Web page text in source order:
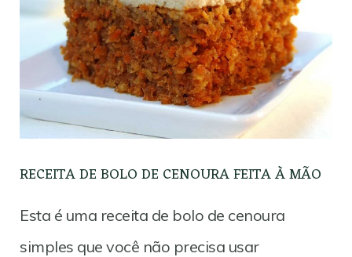
RECEITA DE BOLO DE CENOURA FEITA À MÃO
Esta é uma receita de bolo de cenoura
simples que você não precisa usar